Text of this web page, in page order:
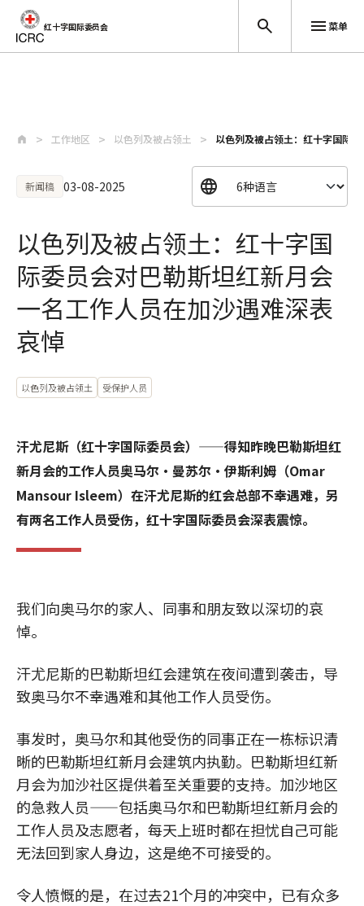
红十字国际委员会 菜单
工作地区 以色列及被占领土 以色列及被占领土：红十字国际
新闻稿 03-08-2025
以色列及被占领土：红十字国
际委员会对巴勒斯坦红新月会
一名工作人员在加沙遇难深表
哀悼
以色列及被占领土 受保护人员
汗尤尼斯（红十字国际委员会）——得知昨晚巴勒斯坦红
新月会的工作人员奥马尔·曼苏尔·伊斯利姆（Omar
Mansour Isleem）在汗尤尼斯的红会总部不幸遇难，另
有两名工作人员受伤，红十字国际委员会深表震惊。
我们向奥马尔的家人、同事和朋友致以深切的哀
悼。
汗尤尼斯的巴勒斯坦红会建筑在夜间遭到袭击，导
致奥马尔不幸遇难和其他工作人员受伤。
事发时，奥马尔和其他受伤的同事正在一栋标识清
晰的巴勒斯坦红新月会建筑内执勤。巴勒斯坦红新
月会为加沙社区提供着至关重要的支持。加沙地区
的急救人员——包括奥马尔和巴勒斯坦红新月会的
工作人员及志愿者，每天上班时都在担忧自己可能
无法回到家人身边，这是绝不可接受的。
令人愤慨的是，在过去21个月的冲突中，已有众多